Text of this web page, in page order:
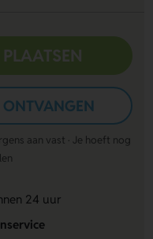
ONTVANGEN
aan vast · Je hoeft nog
24 uur